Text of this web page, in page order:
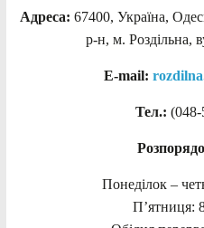
Адреса: 67400, Україна,
р-н, м. Роздільна,
E-mail:
Тел.: (048-
Понеділок –
П’ятниця: